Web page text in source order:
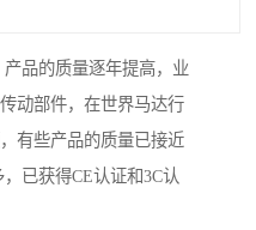
品的质量逐年提高，业
动部件，在世界马达行
有些产品的质量已接近
已获得CE认证和3C认